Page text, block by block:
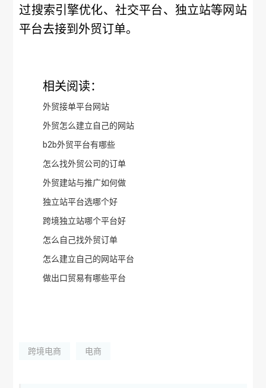
过搜索引擎优化、社交平台、独立站等网站
平台去接到外贸订单。
相关阅读：
外贸接单平台网站
外贸怎么建立自己的网站
b2b外贸平台有哪些
怎么找外贸公司的订单
外贸建站与推广如何做
独立站平台选哪个好
跨境独立站哪个平台好
怎么自己找外贸订单
怎么建立自己的网站平台
做出口贸易有哪些平台
跨境电商 电商